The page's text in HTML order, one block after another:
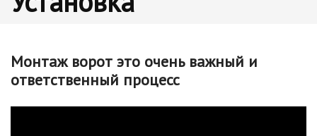
Монтаж ворот это очень важный и
ответственный процесс